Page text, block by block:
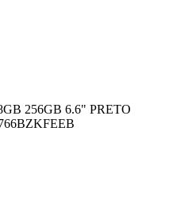
256GB 6.6" PRETO